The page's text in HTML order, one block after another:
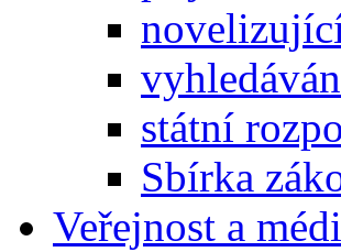
státní
Sbírka
Veřejnost a